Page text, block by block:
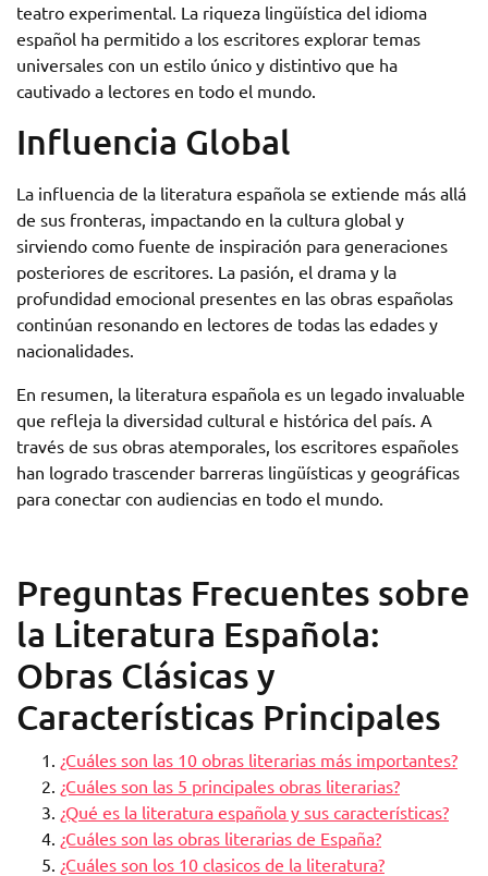
teatro experimental. La riqueza lingüística del idioma
español ha permitido a los escritores explorar temas
universales con un estilo único y distintivo que ha
cautivado a lectores en todo el mundo.
Influencia Global
La influencia de la literatura española se extiende más allá
de sus fronteras, impactando en la cultura global y
sirviendo como fuente de inspiración para generaciones
posteriores de escritores. La pasión, el drama y la
profundidad emocional presentes en las obras españolas
continúan resonando en lectores de todas las edades y
nacionalidades.
En resumen, la literatura española es un legado invaluable
que refleja la diversidad cultural e histórica del país. A
través de sus obras atemporales, los escritores españoles
han logrado trascender barreras lingüísticas y geográficas
para conectar con audiencias en todo el mundo.
Preguntas Frecuentes sobre
la Literatura Española:
Obras Clásicas y
Características Principales
¿Cuáles son las 10 obras literarias más importantes?
¿Cuáles son las 5 principales obras literarias?
¿Qué es la literatura española y sus características?
¿Cuáles son las obras literarias de España?
¿Cuáles son los 10 clasicos de la literatura?